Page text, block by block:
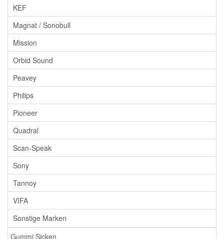
KEF
Magnat / Sonobull
Mission
Orbid Sound
Peavey
Philips
Pioneer
Quadral
Scan-Speak
Sony
Tannoy
VIFA
Sonstige Marken
Gummi Sicken